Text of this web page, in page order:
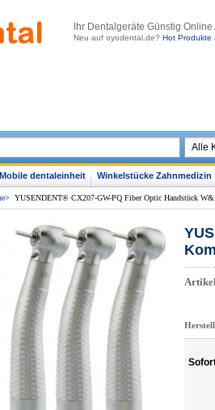
lhr Dentalgeräte Günstig
Neu auf oyodental.de? Hot Produkte
Mobile dentaleinheit Winkelstücke Zahnmedizin
> YUSENDENT® CX207-GW-PQ Fiber Optic Handstück